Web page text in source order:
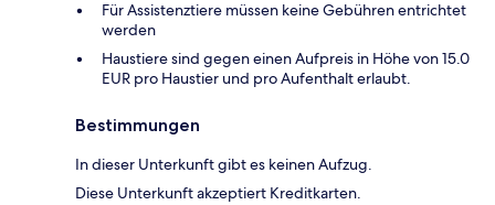
Für Assistenztiere müssen keine Gebühren entrichtet
werden
Haustiere sind gegen einen Aufpreis in Höhe von 15.0
EUR pro Haustier und pro Aufenthalt erlaubt.
Bestimmungen
In dieser Unterkunft gibt es keinen Aufzug.
Diese Unterkunft akzeptiert Kreditkarten.